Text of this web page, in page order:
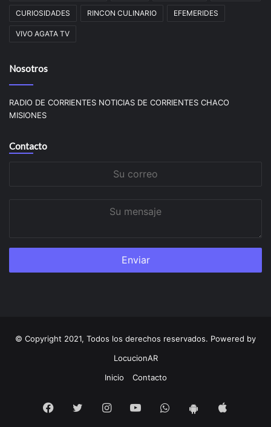
CURIOSIDADES RINCON CULINARIO EFEMERIDES
VIVO AGATA TV
Nosotros
RADIO DE CORRIENTES NOTICIAS DE CORRIENTES CHACO
MISIONES
Contacto
© Copyright 2021, Todos los derechos reservados. Powered by
LocucionAR
Inicio
Contacto
Facebook
TwitterInstagramYoutubeWhatsapp